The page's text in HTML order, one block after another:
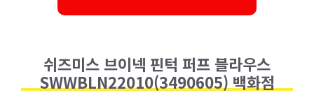
쉬즈미스 브이넥 핀턱 퍼프 블라우스
SWWBLN22010(3490605) 백화점